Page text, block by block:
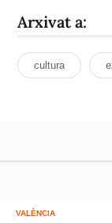
Arxivat a:
cultura
VALÈNCIA